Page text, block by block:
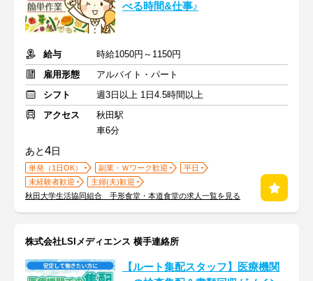
べる時間&仕事♪
給与
時給1050円～1150円
雇用形態
アルバイト・パート
シフト
週3日以上 1日4.5時間以上
アクセス
秋田駅
車6分
あと4日
単発（1日OK） 副業・Ｗワーク歓迎
平日
未経験者歓迎
主婦(夫)歓迎
秋田大学生活協同組合 手形食堂・本道食堂の求人一覧を見る
株式会社LSIメディエンス 横手連絡所
【ルート集配スタッフ】医療機関